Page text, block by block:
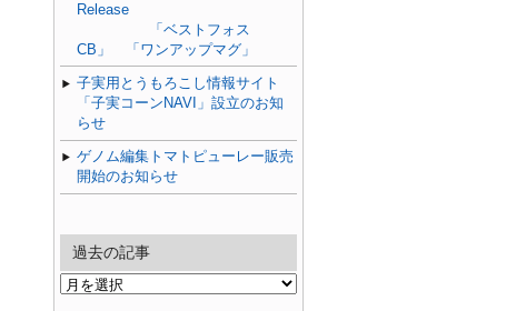
Release
「ベストフォス
CB」 「ワンアップマグ」
子実用とうもろこし情報サイト
「子実コーンNAVI」設立のお知
らせ
ゲノム編集トマトピューレー販売
開始のお知らせ
過去の記事
過